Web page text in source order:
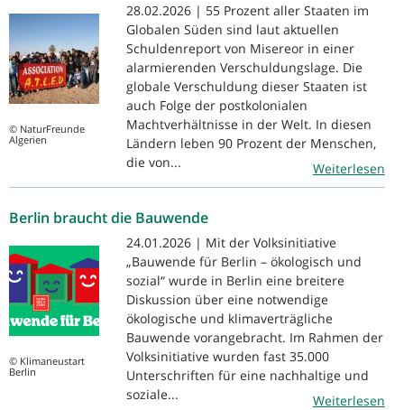
© NaturFreunde
Algerien
28.02.2026 | 55 Prozent aller Staaten im
Globalen Süden sind laut aktuellen
Schuldenreport von Misereor in einer
alarmierenden Verschuldungslage. Die
globale Verschuldung dieser Staaten ist
auch Folge der postkolonialen
Machtverhältnisse in der Welt. In diesen
Ländern leben 90 Prozent der Menschen,
die von...
Weiterlesen
Berlin braucht die Bauwende
© Klimaneustart
Berlin
24.01.2026 | Mit der Volksinitiative
„Bauwende für Berlin – ökologisch und
sozial“ wurde in Berlin eine breitere
Diskussion über eine notwendige
ökologische und klimaverträgliche
Bauwende vorangebracht. Im Rahmen der
Volksinitiative wurden fast 35.000
Unterschriften für eine nachhaltige und
soziale...
Weiterlesen